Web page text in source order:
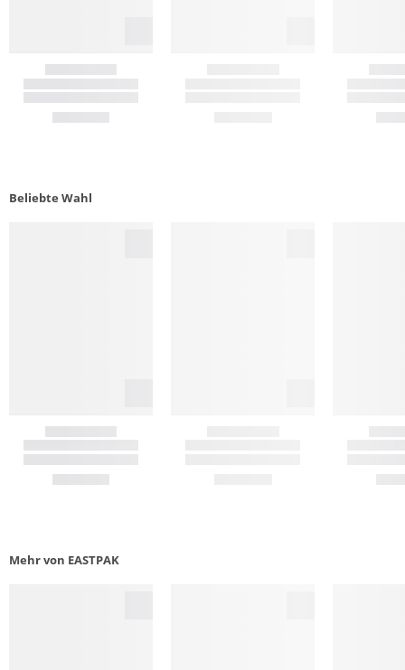
Beliebte Wahl
Mehr von EASTPAK